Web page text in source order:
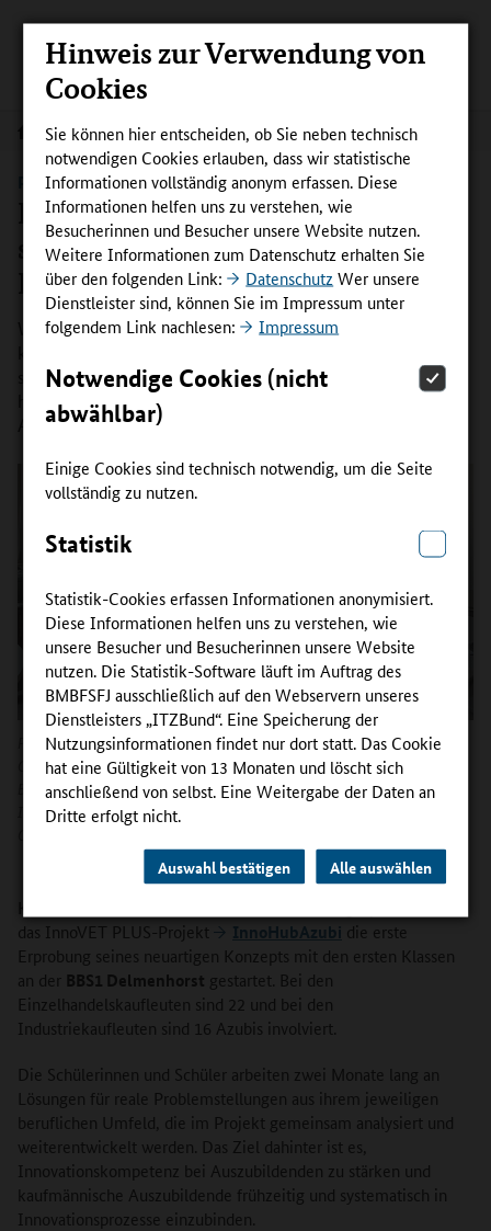
Hinweis zur Verwendung von
Cookies
Sie können hier entscheiden, ob Sie neben technisch
notwendigen Cookies erlauben, dass wir statistische
Informationen vollständig anonym erfassen. Diese
Informationen helfen uns zu verstehen, wie
Besucherinnen und Besucher unsere Website nutzen.
Weitere Informationen zum Datenschutz erhalten Sie
über den folgenden Link:
Datenschutz Wer unsere
Dienstleister sind, können Sie im Impressum unter
folgendem Link nachlesen:
Impressum
Notwendige Cookies (nicht
abwählbar)
Einige Cookies sind technisch notwendig, um die Seite
vollständig zu nutzen.
Statistik
Statistik-Cookies erfassen Informationen anonymisiert.
Diese Informationen helfen uns zu verstehen, wie
unsere Besucher und Besucherinnen unsere Website
nutzen. Die Statistik-Software läuft im Auftrag des
BMBFSFJ ausschließlich auf den Webservern unseres
Dienstleisters „ITZBund“. Eine Speicherung der
Nutzungsinformationen findet nur dort statt. Das Cookie
hat eine Gültigkeit von 13 Monaten und löscht sich
anschließend von selbst. Eine Weitergabe der Daten an
Dritte erfolgt nicht.
Auswahl bestätigen Alle auswählen
Aktuelles
Innovationskompetenz frühzeitig
stärken: Azubis lösen Praxis-
Probleme
PRAXISPROJEKTE | KAUFMÄNNISCHE BERUFE
Wie entsteht Innovationskompetenz bereits in der
sich das Projekt InnoHubAzubi. Die erste Erprobung des
handlungsorientierten Konzepts mit knapp 40
Auszubildenden ist jetzt gestartet.
Projektstart von InnoHubAzubi an der BBS1 Delmenhorst:
Christine Kreuzer, Nataly Stimpel, Melina Wesp sowie die Lehrkräfte
Björn Mokwinski und Saskia Witte begleiten den Auftakt des
Innovationsprojekts im schulischen Lernkontext.
das InnoVET PLUS-Projekt
InnoHubAzubi die erste
Erprobung seines neuartigen Konzepts mit den ersten Klassen
an der BBS1 Delmenhorst gestartet. Bei den
Einzelhandelskaufleuten sind 22 und bei den
Industriekaufleuten sind 16 Azubis involviert.
Die Schülerinnen und Schüler arbeiten zwei Monate lang an
Lösungen für reale Problemstellungen aus ihrem jeweiligen
beruflichen Umfeld, die im Projekt gemeinsam analysiert und
weiterentwickelt werden. Das Ziel dahinter ist es,
Innovationskompetenz bei Auszubildenden zu stärken und
kaufmännische Auszubildende frühzeitig und systematisch in
Innovationsprozesse einzubinden.